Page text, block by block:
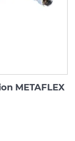
METAFLEX